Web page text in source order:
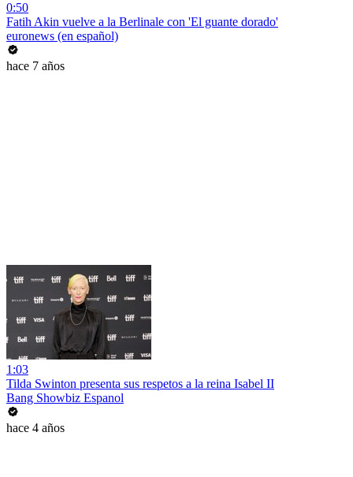
0:50
Fatih Akin vuelve a la Berlinale con 'El guante dorado'
euronews (en español)
hace 7 años
1:03
Tilda Swinton presenta sus respetos a la reina Isabel II
Bang Showbiz Espanol
hace 4 años